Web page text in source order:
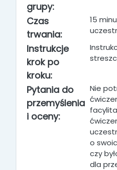
grupy:
Czas
trwania:
15
Instrukcje
krok po
kroku:
Pytania do
przemyślenia
i oceny:
Nie
o
czy
dla